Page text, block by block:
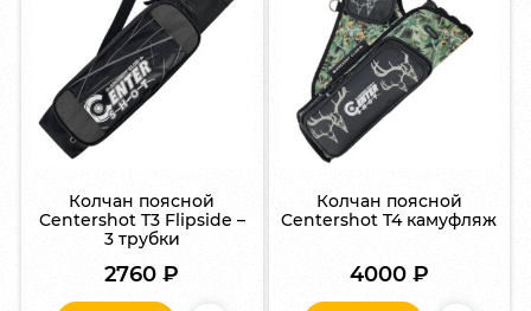
Колчан поясной
Centershot T3 Flipside –
3 трубки
2760₽
Колчан поясной
Centershot T4 камуфляж
4000 ₽